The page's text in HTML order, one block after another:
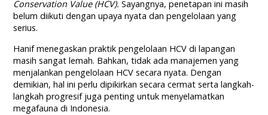
Conservation Value (HCV).Sayangnya, penetapan ini masih
belum diikuti dengan upaya nyata dan pengelolaan yang
serius.
Hanif menegaskan praktik pengelolaan HCV di lapangan
masih sangat lemah. Bahkan, tidak ada manajemen yang
menjalankan pengelolaan HCV secara nyata. Dengan
demikian, hal ini perlu dipikirkan secara cermat serta langkah-
langkah progresif juga penting untuk menyelamatkan
megafauna di Indonesia.